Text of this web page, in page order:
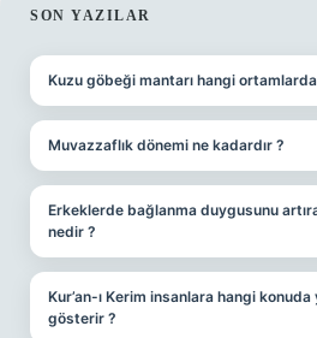
SIDEBAR
SON YAZILAR
Kuzu göbeği mantarı hangi
Muvazzaflık dönemi ne kadardır ?
Erkeklerde bağlanma duygusunu
nedir ?
Kur’an-ı Kerim insanlara hangi konuda
gösterir ?